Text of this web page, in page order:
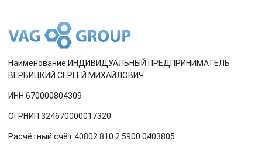
Наименование ИНДИВИДУАЛЬНЫЙ ПРЕДПРИНИМАТЕЛЬ
ВЕРБИЦКИЙ СЕРГЕЙ МИХАЙЛОВИЧ
ИНН 670000804309
ОГРНИП 324670000017320
Расчётный счёт 40802 810 2 5900 0403805